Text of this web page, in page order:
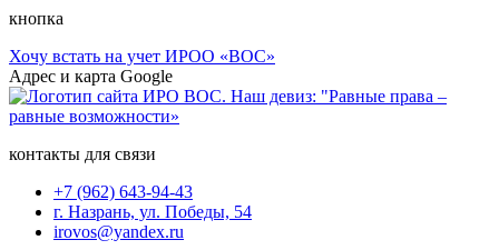
кнопка
Хочу встать на учет ИРОО «ВОС»
Адрес и карта Google
контакты для связи
+7 (962) 643-94-43
г. Назрань, ул. Победы, 54
irovos@yandex.ru